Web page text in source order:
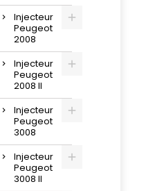
Injecteur
Peugeot
2008
Injecteur
Peugeot
2008 II
Injecteur
Peugeot
3008
Injecteur
Peugeot
3008 II